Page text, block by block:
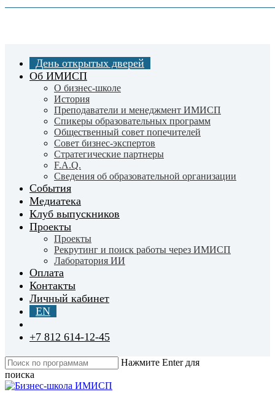
Skip
День открытых дверей
Об ИМИСП
О бизнес-школе
История
Преподаватели и менеджмент ИМИСП
Спикеры образовательных программ
Общественный совет попечителей
Совет бизнес-экспертов
Cтратегические партнеры
F.A.Q.
Сведения об образовательной организации
События
Медиатека
Клуб выпускников
Проекты
Проекты
Рекрутинг и поиск работы через ИМИСП
Лаборатория ИИ
Оплата
Контакты
Личный кабинет
EN
+7 812 614-12-45
Нажмите Enter для
поиска
Close